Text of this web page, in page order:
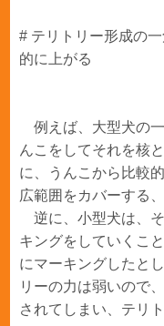
# テリトリー形成の
的に上がる
例えば、大型犬の
んこをしてそれを核
に、うんこから比較
広範囲をカバーする
逆に、小型犬は、
キングをしていくこ
にマーキングしたと
リーの力は弱いので
されてしまい、テリ